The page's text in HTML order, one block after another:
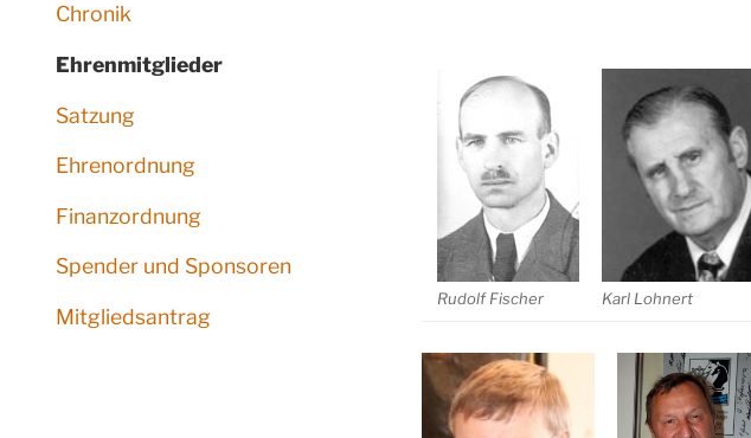
Chronik
Ehrenmitglieder
Satzung
Ehrenordnung
Finanzordnung
Spender und Sponsoren
Mitgliedsantrag
Rudolf Fischer Karl Lohnert